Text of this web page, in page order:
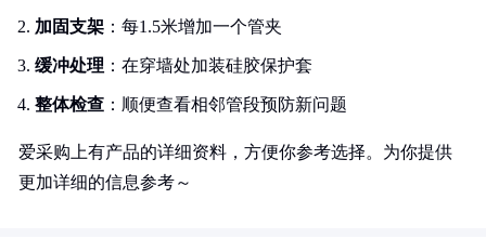
加固支架 ：每1.5米增加一个管夹
缓冲处理 ：在穿墙处加装硅胶保护套
整体检查 ：顺便查看相邻管段预防新问题
爱采购上有产品的详细资料，方便你参考选择。为你提供
更加详细的信息参考～